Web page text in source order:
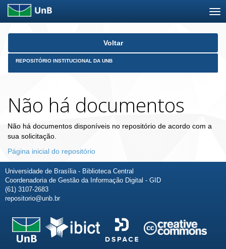
Skip
Voltar
REPOSITÓRIO INSTITUCIONAL DA UNB
Não há documentos
Não há documentos disponíveis no repositório de acordo com a
sua solicitação.
Página inicial do repositório
Universidade de Brasília - Biblioteca Central
Coordenadoria de Gestão da Informação Digital - GID
(61) 3107-2683
repositorio@unb.br